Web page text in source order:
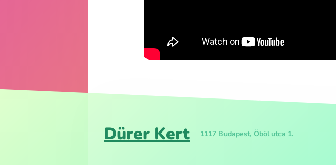
Dürer Kert 1117 Budapest, Öböl utca 1.